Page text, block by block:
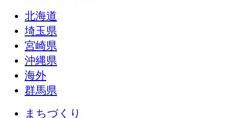
北海道
埼玉県
宮崎県
沖縄県
海外
群馬県
まちづくり